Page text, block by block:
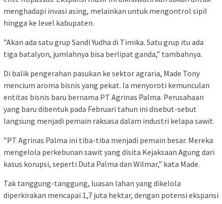
menghadapi invasi asing, melainkan untuk mengontrol sipil
hingga ke level kabupaten.
”Akan ada satu grup Sandi Yudha di Timika. Satu grup itu ada
tiga batalyon, jumlahnya bisa berlipat ganda,” tambahnya.
Di balik pengerahan pasukan ke sektor agraria, Made Tony
mencium aroma bisnis yang pekat. Ia menyoroti kemunculan
entitas bisnis baru bernama PT Agrinas Palma. Perusahaan
yang baru dibentuk pada Februari tahun ini disebut-sebut
langsung menjadi pemain raksasa dalam industri kelapa sawit.
”PT Agrinas Palma ini tiba-tiba menjadi pemain besar. Mereka
mengelola perkebunan sawit yang disita Kejaksaan Agung dari
kasus korupsi, seperti Duta Palma dan Wilmar,” kata Made.
Tak tanggung-tanggung, luasan lahan yang dikelola
diperkirakan mencapai 1,7 juta hektar, dengan potensi ekspansi